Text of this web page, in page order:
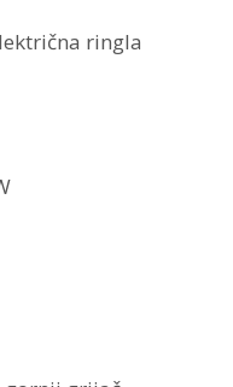
ringla